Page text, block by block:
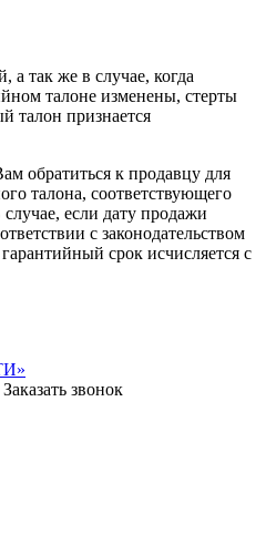
так же в случае, когда
талоне изменены, стерты
талон признается
обратиться к продавцу для
талона, соответствующего
если дату продажи
с законодательством
срок исчисляется с
Заказать звонок